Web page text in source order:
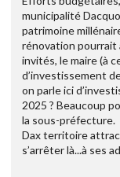
municipalité
patrimoine
rénovation pourrait
invités, le maire (à
d’investissement
on parle ici
2025 ? Beaucoup
la sous-préfecture.
Dax territoire
s’arrêter là...à ses